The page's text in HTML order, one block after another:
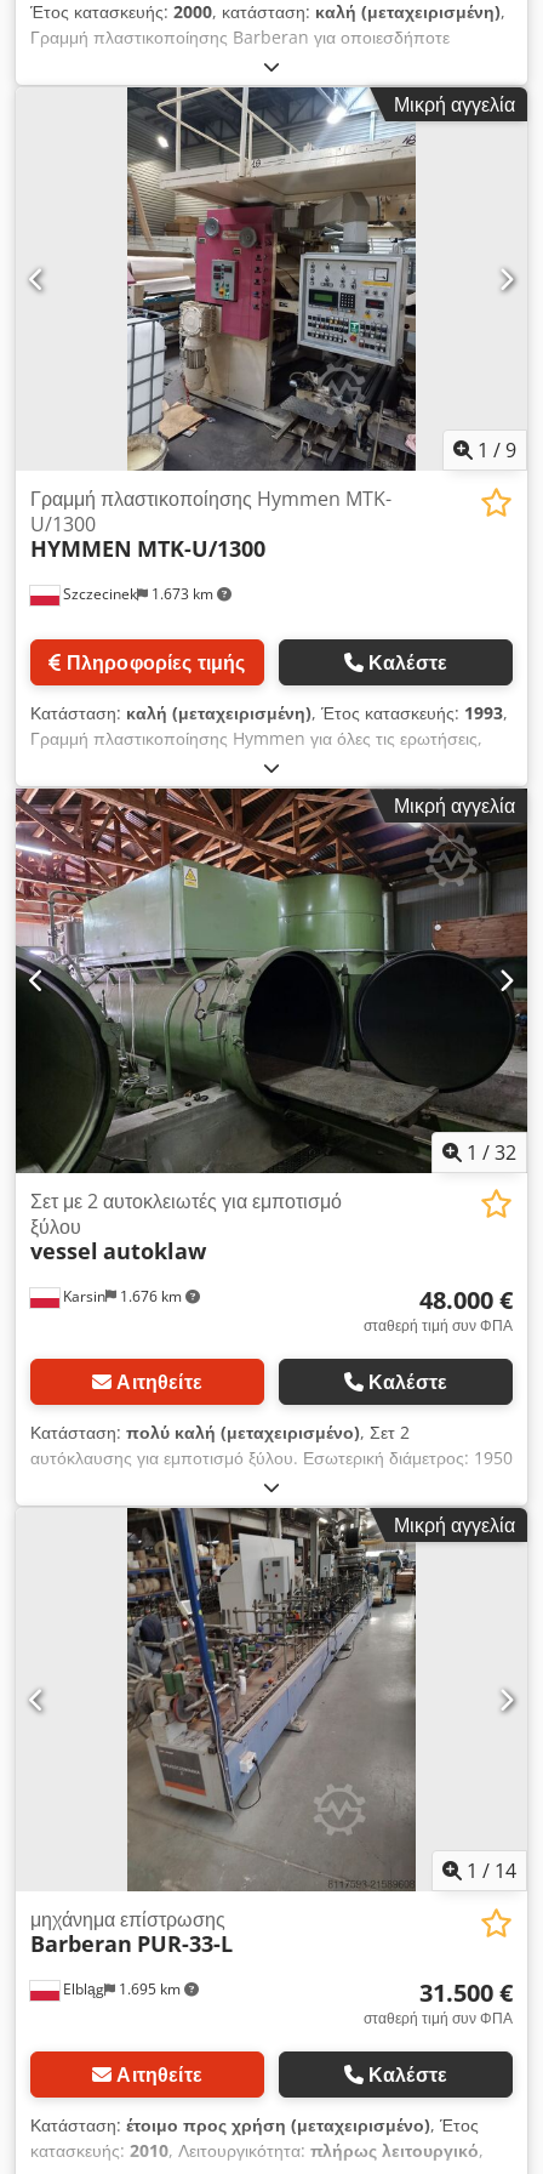
Έτος κατασκευής: 2000, κατάσταση: καλή (μεταχειρισμένη),
Γραμμή πλαστικοποίησης Barberan για οποιεσδήποτε
ερωτήσεις καλέστε 790800714 γραμμή σε συνεχή λειτουργία
μέγιστο πλάτος πλαστικοποίησης - 1300mm ελάχιστο πάχος
3mm Cjdpfx Aijilqvrerjrf μέγιστο πάχος 40mm μέγιστο μήκος
στοιχείων 2800 mm ελάχιστο μήκος περίπου 600mm
αδιαβάθμητη ρύθμιση της ταχύτητας από τη μηχανή βούρτσας
μέγιστη ταχύτητα 20 m/min. η γραμμή αποτελείται από -
αυτόματη φόρτωση Tommassini (δεν λειτουργεί) - μηχανή
βουρτσίσματος πάνω και κάτω - λαμπτήρες θέρμανσης
μπροστά από τους κυλίνδρους κόλλας πάνω και κάτω -
Εφαρμογέας κόλλας PVAC - πάνω και κάτω λάμπες
στεγνώματος - γραμμή χαλύβδινων καλανδέρων σιδερώματος -
Επιπλέον, η γραμμή διαθέτει ένα πρόσθετο στεφάνι για την
άνω επιφάνεια (εργασία) - είναι δυνατή η πλαστικοποίηση στη
μία πλευρά με φύλλα PP.
Μικρή αγγελία
1 /9
Szczecinek 1.673 km
Γραμμή πλαστικοποίησης Hymmen MTK-
U/1300
HYMMEN MTK-U/1300
Πληροφορίες τιμής Καλέστε
Κατάσταση: καλή (μεταχειρισμένη), Έτος κατασκευής: 1993,
Γραμμή πλαστικοποίησης Hymmen για όλες τις ερωτήσεις,
παρακαλούμε επικοινωνήστε με 790800714 Credpsilqwajfx
Airef Γραμμή σε συνεχή λειτουργία Μέγιστο πλάτος
πλαστικοποίησης - 1300mm ελάχιστο πάχος 3mm µέγιστο
πάχος 40mm μέγιστο μήκος στοιχείων 2800 mm ελάχιστο
μήκος περίπου 600 mm ταχύτητα γραμμής - 21 m/min
σταθερή (συνεχής έλεγχος ταχύτητας, πραγματοποιήθηκε
εκσυγχρονισμός, αντικατάσταση μετατροπέων και κινητήρων
κίνησης, νέο πρόγραμμα και έλεγχος) Η γραμμή αποτελείται
από - χειροκίνητη φόρτωση και εκφόρτωση - μηχανή
βουρτσίσματος πάνω και κάτω - λαμπτήρες θέρμανσης
μπροστά από τους άνω και κάτω κυλίνδρους κόλλας - μηχανή
εφαρμογής κόλλας PVAC - λαμπτήρες ξήρανσης προς τα πάνω
και προς τα κάτω - γραμμή χαλύβδινων καλανδέρων για
συμπίεση
Μικρή αγγελία
1 /32
Karsin 1.676 km
Σετ με 2 αυτοκλειωτές για εμποτισμό
ξύλου
vessel autoklaw
48.000 €
σταθερή τιμή συν ΦΠΑ
Αιτηθείτε Καλέστε
Κατάσταση: πολύ καλή (μεταχειρισμένο), Σετ 2
αυτόκλαυσης για εμποτισμό ξύλου. Εσωτερική διάμετρος: 1950
mm Συνολικό μήκος: 13500 mm Crjdpjw S N Awjfx Airof + 3
δεξαμενές για εμποτιστικό υγρό
Μικρή αγγελία
1 / 14
Elbląg 1.695 km
μηχάνημα επίστρωσης
Barberan PUR-33-L
31.500 €
σταθερή τιμή συν ΦΠΑ
Αιτηθείτε Καλέστε
Κατάσταση: έτοιμο προς χρήση (μεταχειρισμένο), Έτος
κατασκευής: 2010, Λειτουργικότητα: πλήρως λειτουργικό,